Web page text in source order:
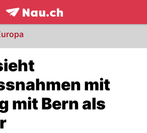
frontpage.NAU.ch
mit
mit Bern als